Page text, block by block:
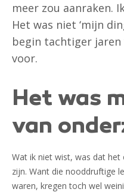
meer zou aanraken.
Het was niet ‘mijn
begin tachtiger
voor.
Het was
van
Wat ik niet wist, was dat
zijn. Want die nooddruftige
waren, kregen toch wel